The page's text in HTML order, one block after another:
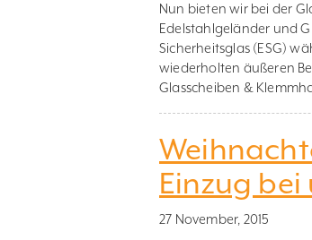
Nun bieten wir bei der
Edelstahlgeländer und
Sicherheitsglas (ESG)
wiederholten äußeren
Glasscheiben &
Einzug bei
27 November, 2015